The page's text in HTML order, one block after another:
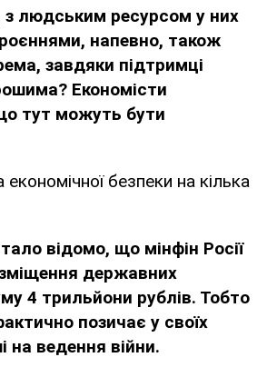
з людським ресурсом у них
напевно, також
завдяки підтримці
Економісти
тут можуть бути
безпеки на кілька
відомо, що мінфін Росії
державних
4 трильйони рублів. Тобто
позичає у своїх
на ведення війни.